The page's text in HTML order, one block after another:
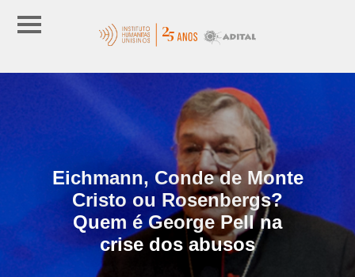
Eichmann, Conde de Monte
Cristo ou Rosenbergs?
Quem é George Pell na
crise dos abusos